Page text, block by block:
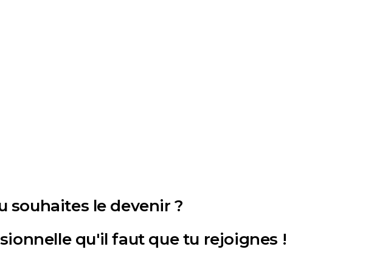
souhaites le devenir ?
qu'il faut que tu rejoignes !